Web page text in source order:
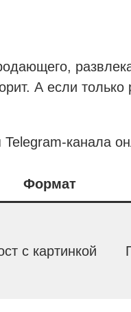
А если только
канала
Формат
с картинкой